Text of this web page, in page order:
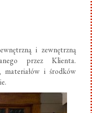
i zewnętrzną
przez Klienta.
materiałów i środków